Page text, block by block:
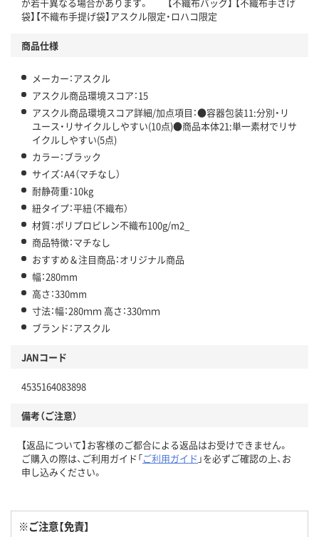
アスクル商品環境スコア詳細／加点項目
袋】【不織布手提げ袋】アスクル限定・ロハコ限定
商品仕様
メーカー：アスクル
アスクル商品環境スコア：15
アスクル商品環境スコア詳細/加点項目：●容器包装11:分別・リ
ユース・リサイクルしやすい(10点)●商品本体21:単一素材でリサ
イクルしやすい(5点)
カラー：ブラック
サイズ：A4（マチなし）
耐静荷重：10kg
紐タイプ：平紐（不織布）
材質：ポリプロピレン不織布100g/m2_
商品特徴：マチなし
おすすめ＆注目商品：オリジナル商品
幅：280mm
高さ：330mm
寸法：幅：280ｍｍ 高さ：330ｍｍ
ブランド：アスクル
JANコード
4535164083898
備考（ご注意）
【返品について】お客様のご都合による返品はお受けできません。
ご購入の際は、ご利用ガイド「ご利用ガイド 」を必ずご確認の上、お
申し込みください。
※ご注意【免責】